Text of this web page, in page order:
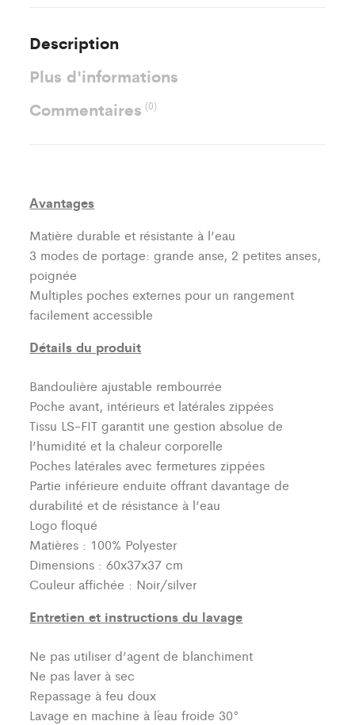
Description
Plus d'informations
Commentaires(0)
Avantages
Matière durable et résistante à l’eau
3 modes de portage: grande anse, 2 petites anses,
poignée
Multiples poches externes pour un rangement
facilement accessible
Détails du produit
Bandoulière ajustable rembourrée
Poche avant, intérieurs et latérales zippées
Tissu LS-FIT garantit une gestion absolue de
l’humidité et la chaleur corporelle
Poches latérales avec fermetures zippées
Partie inférieure enduite offrant davantage de
durabilité et de résistance à l’eau
Logo floqué
Matières : 100% Polyester
Dimensions : 60x37x37 cm
Couleur affichée : Noir/silver
Entretien et instructions du lavage
Ne pas utiliser d’agent de blanchiment
Ne pas laver à sec
Repassage à feu doux
Lavage en machine à l´eau froide 30°